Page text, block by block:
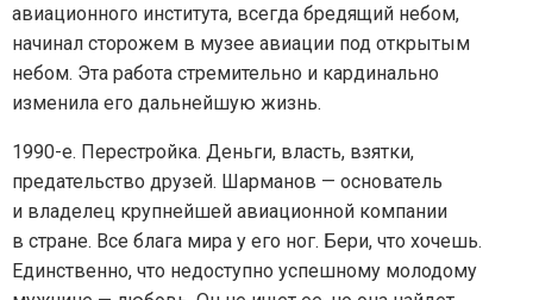
авиационного института, всегда бредящий небом,
начинал сторожем в музее авиации под открытым
небом. Эта работа стремительно и кардинально
изменила его дальнейшую жизнь.
1990-е. Перестройка. Деньги, власть, взятки,
предательство друзей. Шарманов — основатель
и владелец крупнейшей авиационной компании
в стране. Все блага мира у его ног. Бери, что хочешь.
Единственно, что недоступно успешному молодому